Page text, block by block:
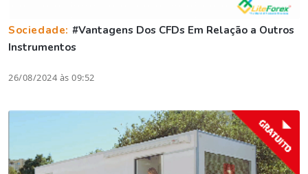
Sociedade: #Vantagens Dos CFDs Em Relação a Outros
Instrumentos
26/08/2024 às 09:52